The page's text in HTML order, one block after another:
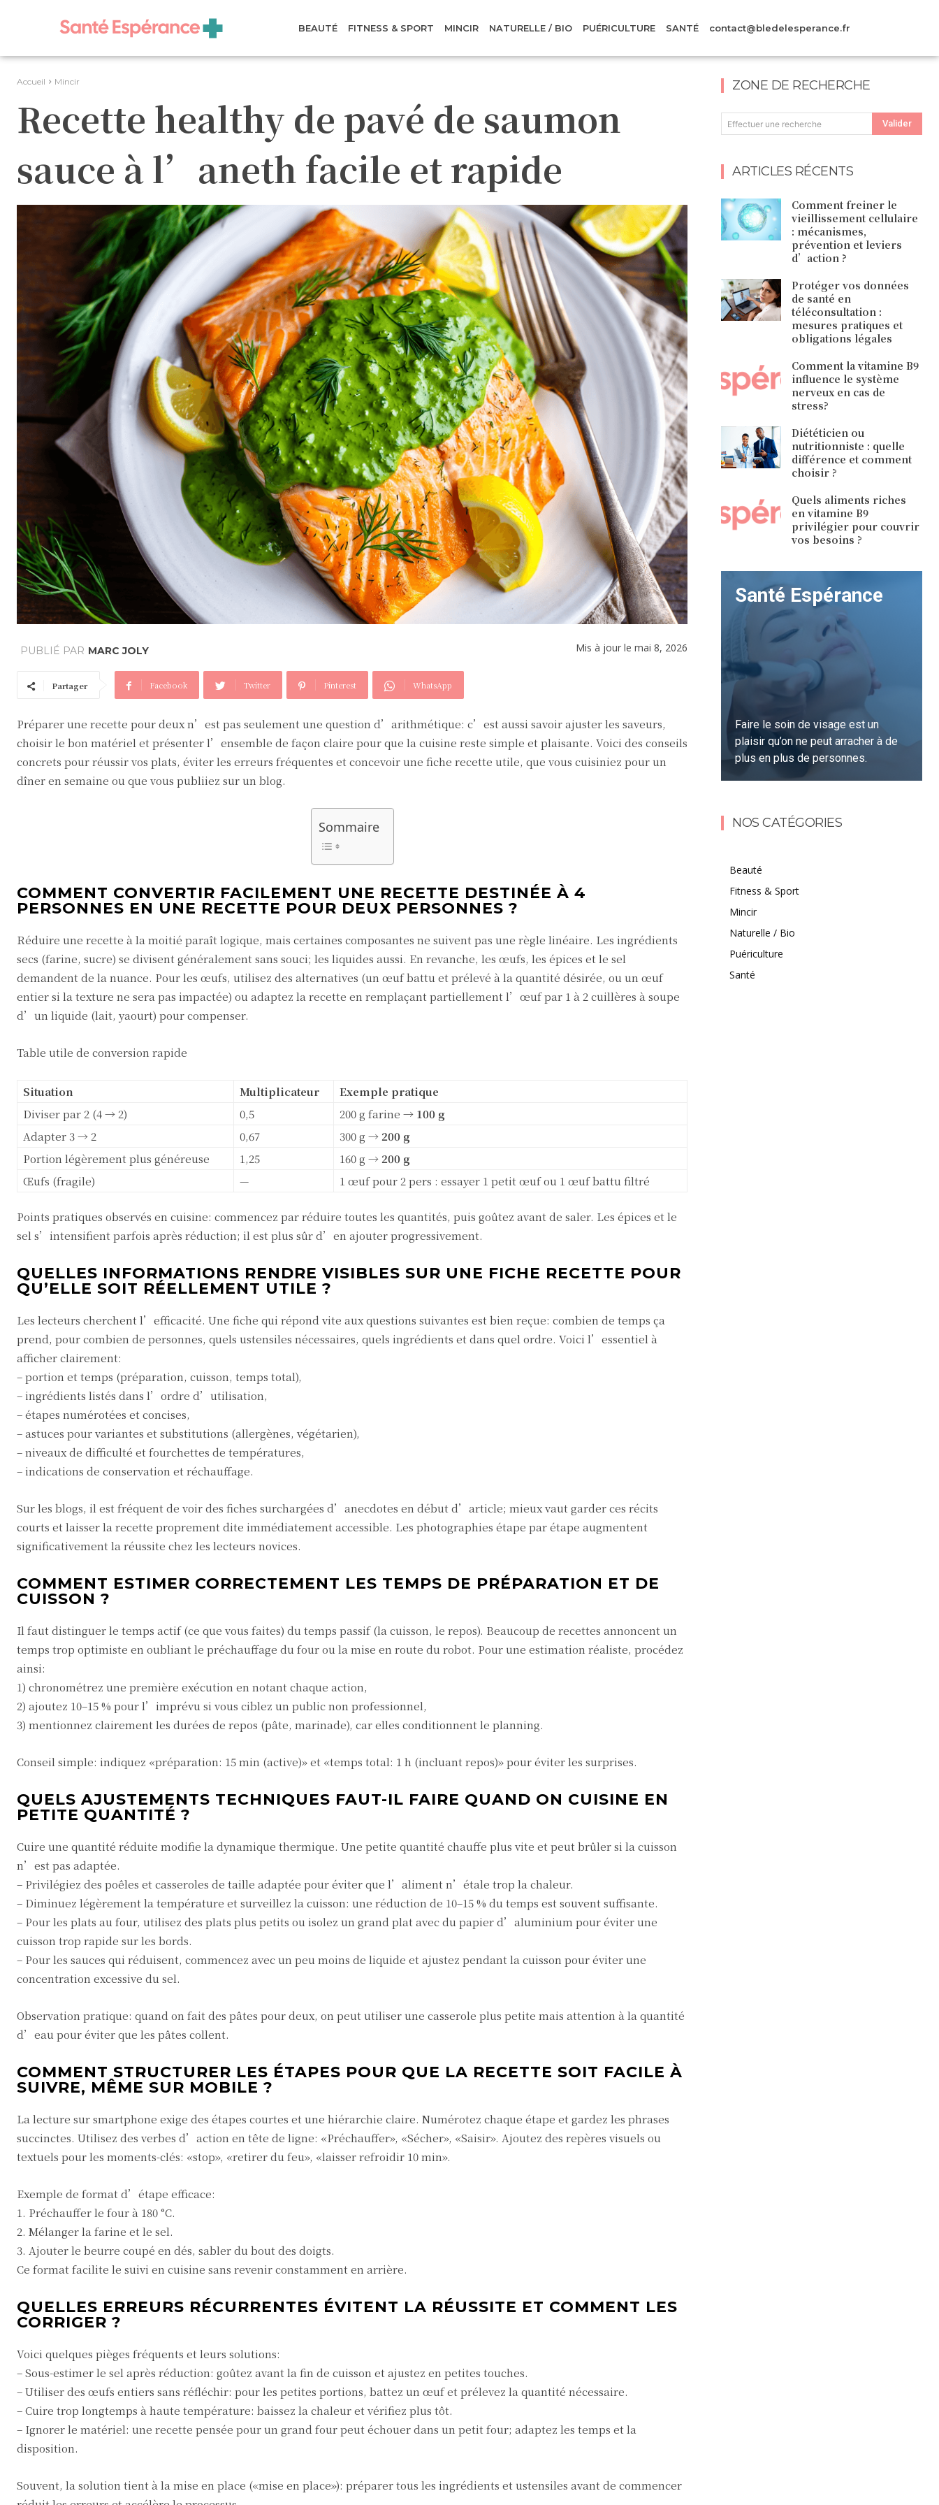
BEAUTÉ FITNESS & SPORT MINCIR NATURELLE / BIO PUÉRICULTURE SANTÉ contact@bledelesperance.fr
Accueil Mincir
Recette healthy de pavé de saumon
sauce à l’aneth facile et rapide
Mis à jour le mai 8, 2026
PUBLIÉ PAR MARC JOLY
Partager Facebook Twitter Pinterest WhatsApp
Préparer une recette pour deux n’est pas seulement une question d’arithmétique: c’est aussi savoir ajuster les saveurs,
choisir le bon matériel et présenter l’ensemble de façon claire pour que la cuisine reste simple et plaisante. Voici des conseils
concrets pour réussir vos plats, éviter les erreurs fréquentes et concevoir une fiche recette utile, que vous cuisiniez pour un
dîner en semaine ou que vous publiiez sur un blog.
Sommaire
COMMENT CONVERTIR FACILEMENT UNE RECETTE DESTINÉE À 4
PERSONNES EN UNE RECETTE POUR DEUX PERSONNES ?
Réduire une recette à la moitié paraît logique, mais certaines composantes ne suivent pas une règle linéaire. Les ingrédients
secs (farine, sucre) se divisent généralement sans souci; les liquides aussi. En revanche, les œufs, les épices et le sel
demandent de la nuance. Pour les œufs, utilisez des alternatives (un œuf battu et prélevé à la quantité désirée, ou un œuf
entier si la texture ne sera pas impactée) ou adaptez la recette en remplaçant partiellement l’œuf par 1 à 2 cuillères à soupe
d’un liquide (lait, yaourt) pour compenser.
Table utile de conversion rapide
Situation Multiplicateur
Exemple pratique
Diviser par 2 (4 → 2)
0,5 200 g farine → 100 g
Adapter 3 → 2
0,67 300 g → 200 g
Portion légèrement plus généreuse
1,25 160 g → 200 g
Œufs (fragile)
— 1 œuf pour 2 pers : essayer 1 petit œuf ou 1 œuf battu filtré
Points pratiques observés en cuisine: commencez par réduire toutes les quantités, puis goûtez avant de saler. Les épices et le
sel s’intensifient parfois après réduction; il est plus sûr d’en ajouter progressivement.
QUELLES INFORMATIONS RENDRE VISIBLES SUR UNE FICHE RECETTE POUR
QU’ELLE SOIT RÉELLEMENT UTILE ?
Les lecteurs cherchent l’efficacité. Une fiche qui répond vite aux questions suivantes est bien reçue: combien de temps ça
prend, pour combien de personnes, quels ustensiles nécessaires, quels ingrédients et dans quel ordre. Voici l’essentiel à
afficher clairement:
– portion et temps (préparation, cuisson, temps total),
– ingrédients listés dans l’ordre d’utilisation,
– étapes numérotées et concises,
– astuces pour variantes et substitutions (allergènes, végétarien),
– niveaux de difficulté et fourchettes de températures,
– indications de conservation et réchauffage.
Sur les blogs, il est fréquent de voir des fiches surchargées d’anecdotes en début d’article; mieux vaut garder ces récits
courts et laisser la recette proprement dite immédiatement accessible. Les photographies étape par étape augmentent
significativement la réussite chez les lecteurs novices.
COMMENT ESTIMER CORRECTEMENT LES TEMPS DE PRÉPARATION ET DE
CUISSON ?
Il faut distinguer le temps actif (ce que vous faites) du temps passif (la cuisson, le repos). Beaucoup de recettes annoncent un
temps trop optimiste en oubliant le préchauffage du four ou la mise en route du robot. Pour une estimation réaliste, procédez
ainsi:
1) chronométrez une première exécution en notant chaque action,
2) ajoutez 10–15 % pour l’imprévu si vous ciblez un public non professionnel,
3) mentionnez clairement les durées de repos (pâte, marinade), car elles conditionnent le planning.
Conseil simple: indiquez «préparation: 15 min (active)» et «temps total: 1 h (incluant repos)» pour éviter les surprises.
QUELS AJUSTEMENTS TECHNIQUES FAUT-IL FAIRE QUAND ON CUISINE EN
PETITE QUANTITÉ ?
Cuire une quantité réduite modifie la dynamique thermique. Une petite quantité chauffe plus vite et peut brûler si la cuisson
n’est pas adaptée.
– Privilégiez des poêles et casseroles de taille adaptée pour éviter que l’aliment n’étale trop la chaleur.
– Diminuez légèrement la température et surveillez la cuisson: une réduction de 10–15 % du temps est souvent suffisante.
– Pour les plats au four, utilisez des plats plus petits ou isolez un grand plat avec du papier d’aluminium pour éviter une
cuisson trop rapide sur les bords.
– Pour les sauces qui réduisent, commencez avec un peu moins de liquide et ajustez pendant la cuisson pour éviter une
concentration excessive du sel.
Observation pratique: quand on fait des pâtes pour deux, on peut utiliser une casserole plus petite mais attention à la quantité
d’eau pour éviter que les pâtes collent.
COMMENT STRUCTURER LES ÉTAPES POUR QUE LA RECETTE SOIT FACILE À
SUIVRE, MÊME SUR MOBILE ?
La lecture sur smartphone exige des étapes courtes et une hiérarchie claire. Numérotez chaque étape et gardez les phrases
succinctes. Utilisez des verbes d’action en tête de ligne: «Préchauffer», «Sécher», «Saisir». Ajoutez des repères visuels ou
textuels pour les moments-clés: «stop», «retirer du feu», «laisser refroidir 10 min».
Exemple de format d’étape efficace:
1. Préchauffer le four à 180 °C.
2. Mélanger la farine et le sel.
3. Ajouter le beurre coupé en dés, sabler du bout des doigts.
Ce format facilite le suivi en cuisine sans revenir constamment en arrière.
QUELLES ERREURS RÉCURRENTES ÉVITENT LA RÉUSSITE ET COMMENT LES
CORRIGER ?
Voici quelques pièges fréquents et leurs solutions:
– Sous-estimer le sel après réduction: goûtez avant la fin de cuisson et ajustez en petites touches.
– Utiliser des œufs entiers sans réfléchir: pour les petites portions, battez un œuf et prélevez la quantité nécessaire.
– Cuire trop longtemps à haute température: baissez la chaleur et vérifiez plus tôt.
– Ignorer le matériel: une recette pensée pour un grand four peut échouer dans un petit four; adaptez les temps et la
disposition.
Souvent, la solution tient à la mise en place («mise en place»): préparer tous les ingrédients et ustensiles avant de commencer
ZONE DE RECHERCHE
Effectuer une recherche Valider
ARTICLES RÉCENTS
Comment freiner le
vieillissement cellulaire
: mécanismes,
prévention et leviers
d’action ?
Protéger vos données
de santé en
téléconsultation :
mesures pratiques et
obligations légales
Comment la vitamine B9
influence le système
nerveux en cas de
stress?
Diététicien ou
nutritionniste : quelle
différence et comment
choisir ?
Quels aliments riches
en vitamine B9
privilégier pour couvrir
vos besoins ?
Santé Espérance
Faire le soin de visage est un
plaisir qu’on ne peut arracher à de
plus en plus de personnes.
NOS CATÉGORIES
Beauté
Fitness & Sport
Mincir
Naturelle / Bio
Puériculture
Santé